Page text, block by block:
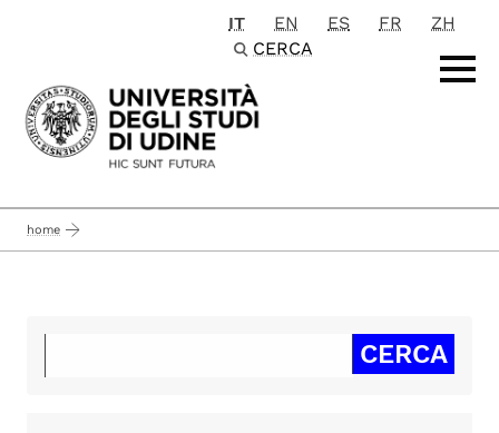
Passa al contenuto principale
IT EN ES FR
ZH
CERCA
home